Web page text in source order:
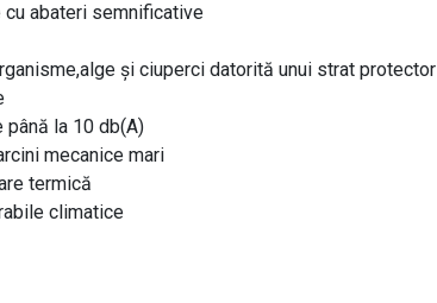
abateri semnificative
și ciuperci datorită unui strat protector
la 10 db(A)
mecanice mari
termică
climatice